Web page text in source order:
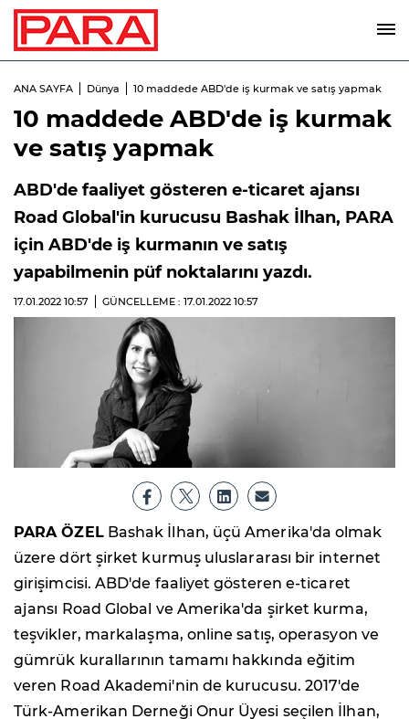
ANA SAYFA Dünya 10 maddede ABD'de iş kurmak ve satış yapmak
10 maddede ABD'de iş kurmak
ve satış yapmak
ABD'de faaliyet gösteren e-ticaret ajansı
Road Global'in kurucusu Bashak İlhan, PARA
için ABD'de iş kurmanın ve satış
yapabilmenin püf noktalarını yazdı.
17.01.2022 10:57 GÜNCELLEME : 17.01.2022 10:57
PARA ÖZELBashak İlhan, üçü Amerika'da olmak
üzere dört şirket kurmuş uluslararası bir internet
girişimcisi. ABD'de faaliyet gösteren e-ticaret
ajansı Road Global ve Amerika'da şirket kurma,
teşvikler, markalaşma, online satış, operasyon ve
gümrük kurallarının tamamı hakkında eğitim
veren Road Akademi'nin de kurucusu. 2017'de
Türk-Amerikan Derneği Onur Üyesi seçilen İlhan,